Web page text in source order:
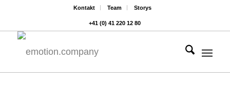
Kontakt Team Storys
+41 (0) 41 220 12 80